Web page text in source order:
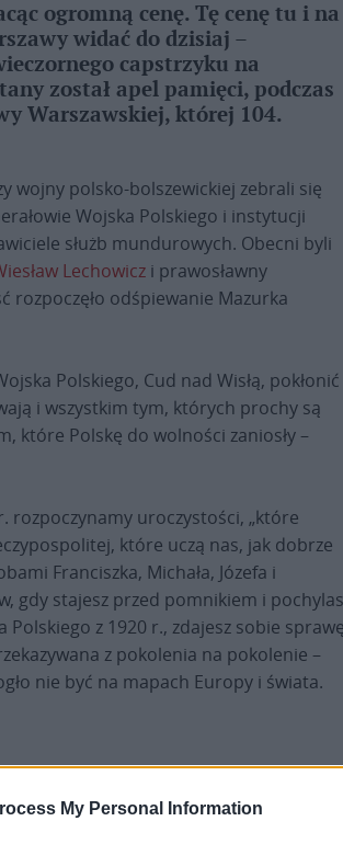
My Personal Information
ogromną cenę. Tę cenę tu i na
widać do dzisiaj –
capstrzyku na
został apel pamięci, podczas
Warszawskiej, której 104.
wojny polsko-bolszewickiej zebrali się
Wojska Polskiego i instytucji
służb mundurowych. Obecni byli
Lechowicz i prawosławny
rozpoczęło odśpiewanie Mazurka
Polskiego, Cud nad Wisłą, pokłonić
i wszystkim tym, których prochy są
które Polskę do wolności zaniosły –
rozpoczynamy uroczystości, „które
które uczą nas, jak dobrze
Franciszka, Michała, Józefa i
gdy stajesz przed pomnikiem i
z 1920 r., zdajesz sobie
z pokolenia na pokolenie –
nie być na mapach Europy i świata.